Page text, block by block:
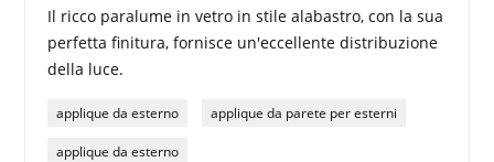
Il ricco paralume in vetro in stile alabastro, con la sua
perfetta finitura, fornisce un'eccellente distribuzione
della luce.
applique da esterno applique da parete per esterni
applique da esterno